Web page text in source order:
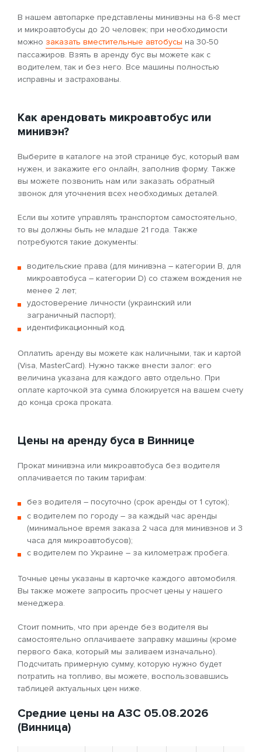
В нашем автопарке представлены минивэны на 6-8 мест
и микроавтобусы до 20 человек; при необходимости
можно заказать вместительные автобусы на 30-50
пассажиров. Взять в аренду бус вы можете как с
водителем, так и без него. Все машины полностью
исправны и застрахованы.
Как арендовать микроавтобус или
минивэн?
Выберите в каталоге на этой странице бус, который вам
нужен, и закажите его онлайн, заполнив форму. Также
вы можете позвонить нам или заказать обратный
звонок для уточнения всех необходимых деталей.
Если вы хотите управлять транспортом самостоятельно,
то вы должны быть не младше 21 года. Также
потребуются такие документы:
водительские права (для минивэна – категории B, для
микроавтобуса – категории D) со стажем вождения не
менее 2 лет;
удостоверение личности (украинский или
заграничный паспорт);
идентификационный код.
Оплатить аренду вы можете как наличными, так и картой
(Visa, MasterCard). Нужно также внести залог: его
величина указана для каждого авто отдельно. При
оплате карточкой эта сумма блокируется на вашем счету
до конца срока проката.
Цены на аренду буса в Виннице
Прокат минивэна или микроавтобуса без водителя
оплачивается по таким тарифам:
без водителя – посуточно (срок аренды от 1 суток);
с водителем по городу – за каждый час аренды
(минимальное время заказа 2 часа для минивэнов и 3
часа для микроавтобусов);
с водителем по Украине – за километраж пробега.
Точные цены указаны в карточке каждого автомобиля.
Вы также можете запросить просчет цены у нашего
менеджера.
Стоит помнить, что при аренде без водителя вы
самостоятельно оплачиваете заправку машины (кроме
первого бака, который мы заливаем изначально).
Подсчитать примерную сумму, которую нужно будет
потратить на топливо, вы можете, воспользовавшись
таблицей актуальных цен ниже.
Средние цены на АЗС 05.08.2026
(Винница)